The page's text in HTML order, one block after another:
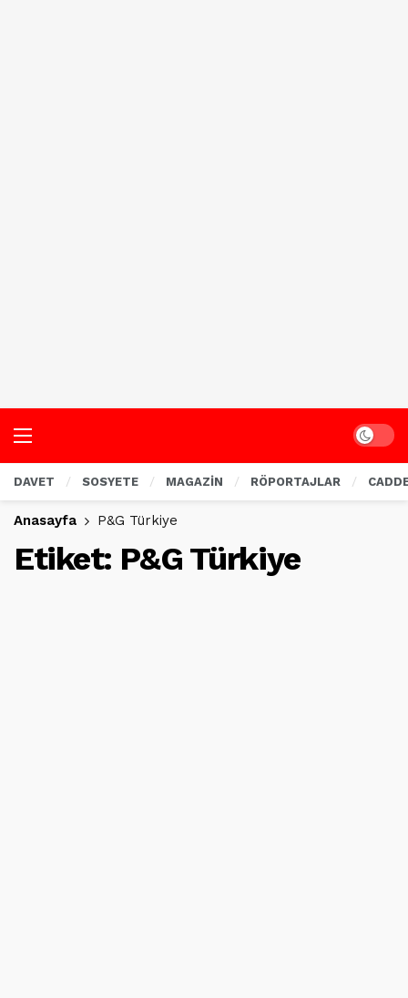
Dark
DAVET SOSYETE MAGAZİN RÖPORTAJLAR
Anasayfa P&G Türkiye
Etiket: P&G Türkiye